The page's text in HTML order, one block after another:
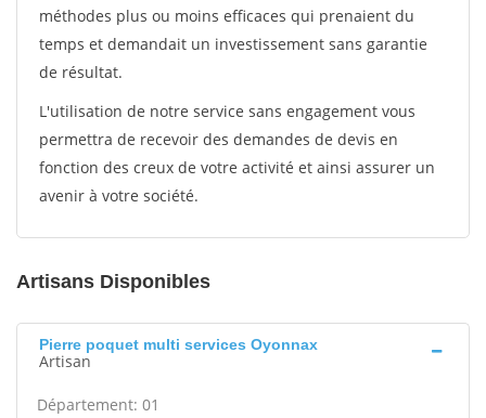
méthodes plus ou moins efficaces qui prenaient du
temps et demandait un investissement sans garantie
de résultat.
L'utilisation de notre service sans engagement vous
permettra de recevoir des demandes de devis en
fonction des creux de votre activité et ainsi assurer un
avenir à votre société.
Artisans Disponibles
Pierre poquet multi services Oyonnax
Artisan
Département: 01